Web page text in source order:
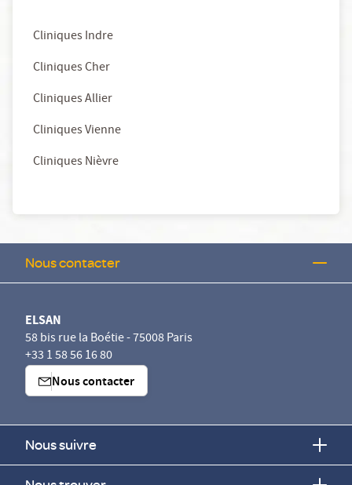
Cliniques Indre
Cliniques Cher
Cliniques Allier
Cliniques Vienne
Cliniques Nièvre
Nous contacter
ELSAN
58 bis rue la Boétie - 75008 Paris
+33 1 58 56 16 80
Nous contacter
Nous suivre